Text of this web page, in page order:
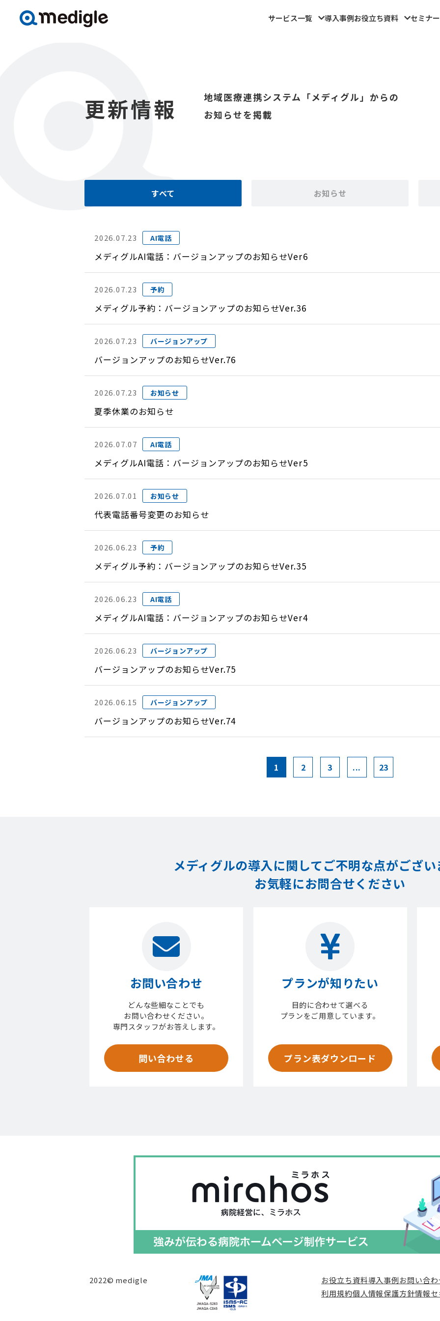
サービス一覧 導入事例お役立ち資料 セミナ
更新情報
地域医療連携システム「メディグル」からの
お知らせを掲載
すべて お知らせ
2026.07.23 AI電話
メディグルAI電話：バージョンアップのお知らせVer6
2026.07.23 予約
メディグル予約：バージョンアップのお知らせVer.36
2026.07.23 バージョンアップ
バージョンアップのお知らせVer.76
2026.07.23 お知らせ
夏季休業のお知らせ
2026.07.07 AI電話
メディグルAI電話：バージョンアップのお知らせVer5
2026.07.01 お知らせ
代表電話番号変更のお知らせ
2026.06.23 予約
メディグル予約：バージョンアップのお知らせVer.35
2026.06.23 AI電話
メディグルAI電話：バージョンアップのお知らせVer4
2026.06.23 バージョンアップ
バージョンアップのお知らせVer.75
2026.06.15 バージョンアップ
バージョンアップのお知らせVer.74
1 2 3 ... 23
メディグルの導入に関してご不明な点がござ
お気軽にお問合せください
お問い合わせ
どんな些細なことでも
お問い合わせください。
専門スタッフがお答えします。
問い合わせる
プランが知りたい
目的に合わせて選べる
プランをご用意しています。
プラン表ダウンロード
2022© medigle お役立ち資料導入事例お問い合
利用規約個人情報保護方針情報